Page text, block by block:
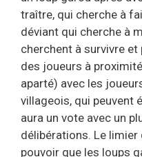
traître, qui cherche à
déviant qui cherche à
cherchent à survivre
des joueurs à
aparté) avec les
villageois, qui peuvent
aura un vote avec un
délibérations. Le
pouvoir que les loups